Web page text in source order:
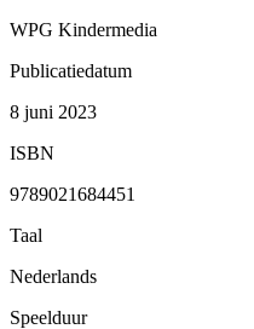
WPG Kindermedia
Publicatiedatum
8 juni 2023
ISBN
9789021684451
Taal
Nederlands
Speelduur